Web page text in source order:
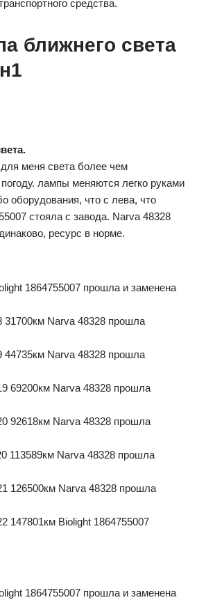
средства.
ближнего света
меня света более чем
лампы меняются легко руками
оборудования, что с лева, что
стояла с завода. Narva 48328
ресурс в норме.
1864755007 прошла и заменена
31700км Narva 48328 прошла
Narva 48328 прошла
69200км Narva 48328 прошла
92618км Narva 48328 прошла
113589км Narva 48328 прошла
126500км Narva 48328 прошла
147801км Biolight 1864755007
1864755007 прошла и заменена